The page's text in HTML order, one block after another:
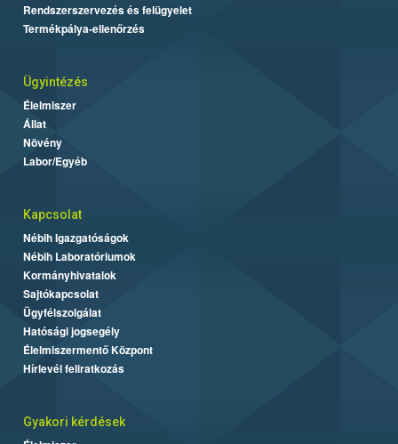
Rendszerszervezés és felügyelet
Termékpálya-ellenőrzés
Ügyintézés
Élelmiszer
Állat
Növény
Labor/Egyéb
Kapcsolat
Nébih Igazgatóságok
Nébih Laboratóriumok
Kormányhivatalok
Sajtókapcsolat
Ügyfélszolgálat
Hatósági jogsegély
Élelmiszermentő Központ
Hírlevél feliratkozás
Gyakori kérdések